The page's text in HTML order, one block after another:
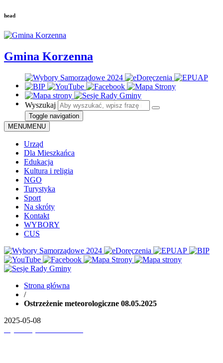
head
Gmina Korzenna
Wyszukaj
Toggle navigation
MENUMENU
Urząd
Dla Mieszkańca
Edukacja
Kultura i religia
NGO
Turystyka
Sport
Na skróty
Kontakt
WYBORY
CUS
Strona główna
/
Ostrzeżenie meteorologiczne 08.05.2025
2025-05-08